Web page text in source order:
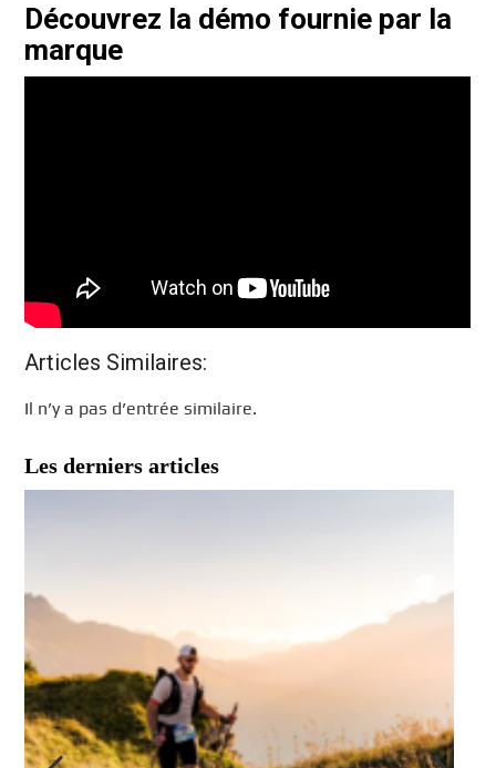
Découvrez la démo fournie par la
marque
Articles Similaires:
Il n’y a pas d’entrée similaire.
Les derniers articles